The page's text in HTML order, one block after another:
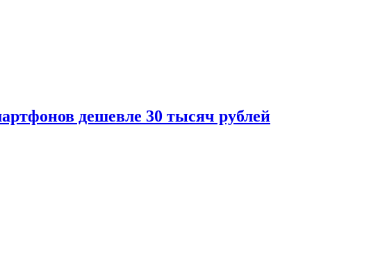
дешевле 30 тысяч рублей